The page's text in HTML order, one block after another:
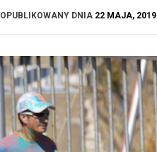
OPUBLIKOWANY DNIA 22 MAJA, 2019